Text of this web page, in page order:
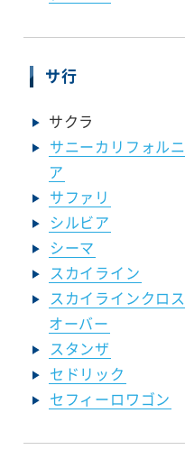
サ行
サクラ
サニーカリフォルニ
ア
サファリ
シルビア
シーマ
スカイライン
スカイラインクロス
オーバー
スタンザ
セドリック
セフィーロワゴン